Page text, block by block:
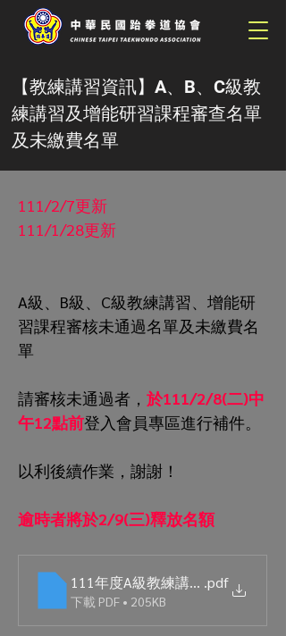
【教練講習資訊】A、B、C級教
練講習及增能研習課程審查名單
及未繳費名單
111/2/7更新
111/1/28更新
A級、B級、C級教練講習、增能研
習課程審核未通過名單及未繳費名
單
請審核未通過者， 於111/2/8(二)中
午12點前登入會員專區進行補件。
以利後續作業，謝謝！
逾時者將於2/9(三)釋放名額
111年度A級教練講習會審查未通過
.pdf
下載 PDF • 205KB